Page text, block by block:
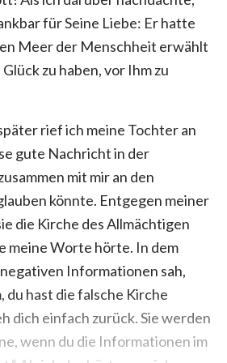
für Seine Liebe: Er hatte
Meer der Menschheit erwählt
zu haben, vor Ihm zu
rief ich meine Tochter an
gute Nachricht in der
mit mir an den
könnte. Entgegen meiner
die Kirche des Allmächtigen
meine Worte hörte. In dem
Informationen sah,
du hast die falsche Kirche
dich einfach zurück. Sie werden
wenn du die Informationen im